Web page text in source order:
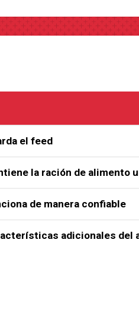
el feed
la ración de alimento
de manera confiable
ULTRAFLO®, popular
adicionales del